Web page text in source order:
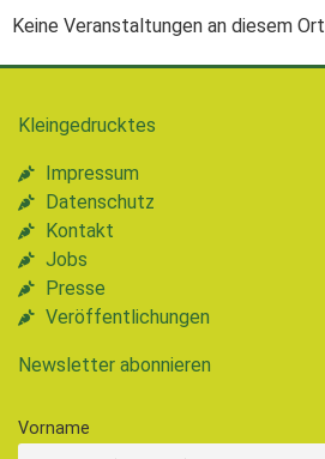
Keine Veranstaltungen an diesem Ort
Kleingedrucktes
Impressum
Datenschutz
Kontakt
Jobs
Presse
Veröffentlichungen
Newsletter abonnieren
Vorname